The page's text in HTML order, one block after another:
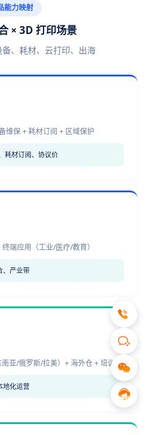
能力映射
× 3D 打印场景
、耗材、云打印、出海
维保 + 耗材订阅 + 区域保护
耗材订阅、协议价
端应用（工业/医疗/教育）
、产业带
亚/俄罗斯/拉美）+ 海外仓 + 培训
地化运营